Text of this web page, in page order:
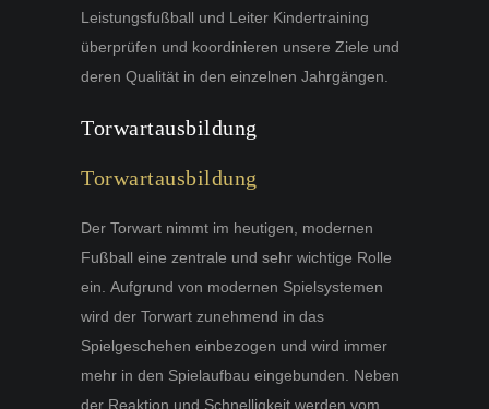
Leistungsfußball und Leiter Kindertraining
überprüfen und koordinieren unsere Ziele und
deren Qualität in den einzelnen Jahrgängen.
Torwartausbildung
Torwartausbildung
Der Torwart nimmt im heutigen, modernen
Fußball eine zentrale und sehr wichtige Rolle
ein. Aufgrund von modernen Spielsystemen
wird der Torwart zunehmend in das
Spielgeschehen einbezogen und wird immer
mehr in den Spielaufbau eingebunden. Neben
der Reaktion und Schnelligkeit werden vom